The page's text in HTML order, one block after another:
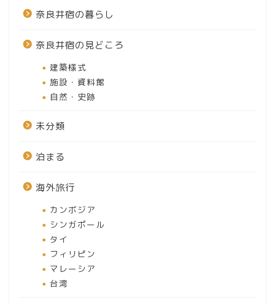
奈良井宿の暮らし
奈良井宿の見どころ
建築様式
施設・資料館
自然・史跡
未分類
泊まる
海外旅行
カンボジア
シンガポール
タイ
フィリピン
マレーシア
台湾